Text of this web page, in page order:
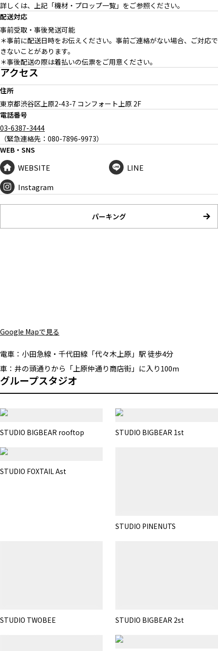
詳しくは、上記「機材・プロップ一覧」をご参照ください。
配送対応
事前受取・事後発送可能
＊事前に配送日時をお伝えください。事前ご連絡がない場合、ご対応で
きないことがあります。
＊事後配送の際は着払いの伝票をご用意ください。
アクセス
住所
東京都渋谷区上原2-43-7 コンフォート上原 2F
電話番号
03-6387-3444
（緊急連絡先：080-7896-9973）
WEB・SNS
WEBSITE
LINE
Instagram
パーキング
Google Mapで見る
電車： 小田急線・千代田線「代々木上原」駅 徒歩4分
車： 井の頭通りから「上原仲通り商店街」に入り100m
グループスタジオ
STUDIO BIGBEAR rooftop STUDIO BIGBEAR 1st
STUDIO FOXTAIL Ast
STUDIO PINENUTS
STUDIO TWOBEE STUDIO BIGBEAR 2st